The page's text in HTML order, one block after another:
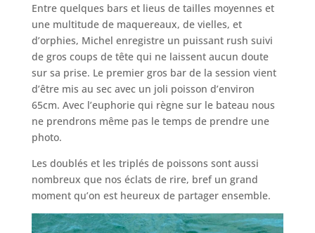
Entre quelques bars et lieus de tailles moyennes et
une multitude de maquereaux, de vielles, et
d’orphies, Michel enregistre un puissant rush suivi
de gros coups de tête qui ne laissent aucun doute
sur sa prise. Le premier gros bar de la session vient
d’être mis au sec avec un joli poisson d’environ
65cm. Avec l’euphorie qui règne sur le bateau nous
ne prendrons même pas le temps de prendre une
photo.
Les doublés et les triplés de poissons sont aussi
nombreux que nos éclats de rire, bref un grand
moment qu’on est heureux de partager ensemble.